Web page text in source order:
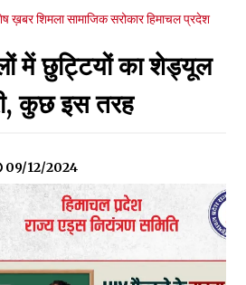
के एक हजार खिलाड़ी रामपुर में दिखाएंगे जौहर, 11 से 13 सितंबर
होगी 27वीं वार्षिक खेलकूद प्रतियोगिता
2026
2026
में बड़ी अनुशासनात्मक कार्रवाई, 3 पुलिसकर्मी निलंबित
2026
ख़बरशिमलासामाजिक सरोकारहिमाचल प्रदेश
में छुट्टियों का शेड्यूल
कुछ इस तरह
09/12/2024